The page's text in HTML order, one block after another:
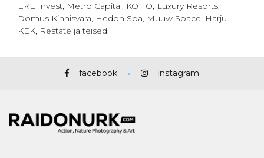
EKE Invest, Metro Capital, KOHO, Luxury Resorts,
Domus Kinnisvara, Hedon Spa, Muuw Space, Harju
KEK, Restate ja teised.
facebook instagram